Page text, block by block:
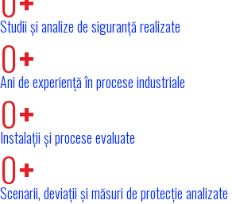
Studii și analize de siguranță realizate
0
Ani de experiență în procese industriale
0
Instalații și procese evaluate
0
Scenarii, deviații și măsuri de protecție analizate